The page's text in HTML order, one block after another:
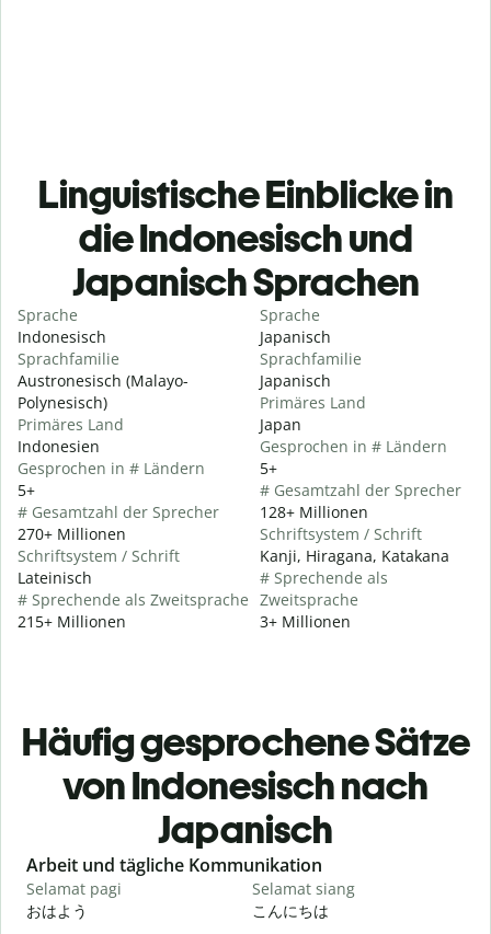
Linguistische Einblicke in
die Indonesisch und
Japanisch Sprachen
Sprache
Indonesisch
Sprachfamilie
Austronesisch (Malayo-
Polynesisch)
Primäres Land
Indonesien
Gesprochen in # Ländern
5+
# Gesamtzahl der Sprecher
270+ Millionen
Schriftsystem / Schrift
Lateinisch
# Sprechende als Zweitsprache
215+ Millionen
Sprache
Japanisch
Sprachfamilie
Japanisch
Primäres Land
Japan
Gesprochen in # Ländern
5+
# Gesamtzahl der Sprecher
128+ Millionen
Schriftsystem / Schrift
Kanji, Hiragana, Katakana
# Sprechende als
Zweitsprache
3+ Millionen
Häufig gesprochene Sätze
von Indonesisch nach
Japanisch
Slide 1 of 6
Arbeit und tägliche Kommunikation
Selamat pagi
おはよう
Selamat siang
こんにちは